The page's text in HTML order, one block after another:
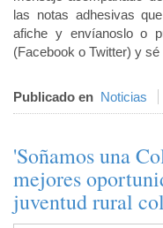
las notas adhesivas
afiche y envíanoslo o
(Facebook o Twitter) y
Publicado en Noticias
'Soñamos una
mejores
juventud rural